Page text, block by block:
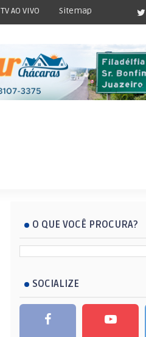
TV AO VIVO Sitemap
O QUE VOCÊ PROCURA?
SOCIALIZE